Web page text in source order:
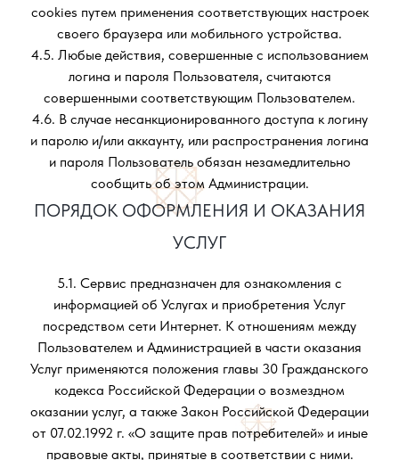
cookies путем применения соответствующих настроек
своего браузера или мобильного устройства.
4.5. Любые действия, совершенные с использованием
логина и пароля Пользователя, считаются
совершенными соответствующим Пользователем.
4.6. В случае несанкционированного доступа к логину
и паролю и/или аккаунту, или распространения логина
и пароля Пользователь обязан незамедлительно
сообщить об этом Администрации.
ПОРЯДОК ОФОРМЛЕНИЯ И ОКАЗАНИЯ
УСЛУГ
5.1. Сервис предназначен для ознакомления с
информацией об Услугах и приобретения Услуг
посредством сети Интернет. К отношениям между
Пользователем и Администрацией в части оказания
Услуг применяются положения главы 30 Гражданского
кодекса Российской Федерации о возмездном
оказании услуг, а также Закон Российской Федерации
от 07.02.1992 г. «О защите прав потребителей» и иные
правовые акты, принятые в соответствии с ними.